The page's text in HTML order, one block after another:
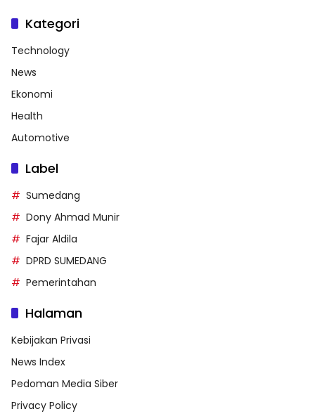
Kategori
Technology
News
Ekonomi
Health
Automotive
Label
Sumedang
Dony Ahmad Munir
Fajar Aldila
DPRD SUMEDANG
Pemerintahan
Halaman
Kebijakan Privasi
News Index
Pedoman Media Siber
Privacy Policy